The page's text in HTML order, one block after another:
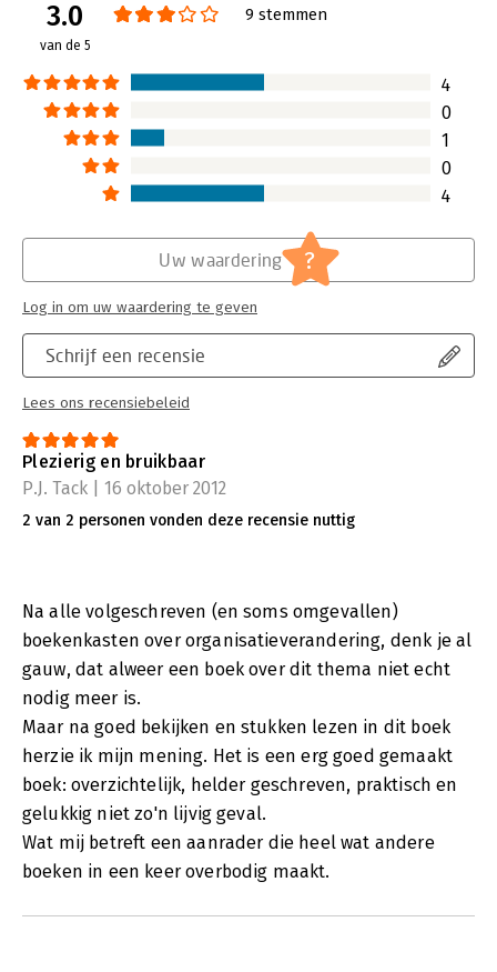
Verschijningsdatum:
6-8-2019
Hoofdrubriek:
3.0
van de 5
9 stemmen
4
0
1
0
4
Schrijf een recensie
Lees ons recensiebeleid
Uw waardering ?
Log in om uw waardering te geven
Plezierig en bruikbaar
P.J. Tack | 16 oktober 2012
2 van 2 personen vonden deze recensie nuttig
Na alle volgeschreven (en soms omgevallen)
boekenkasten over organisatieverandering, denk je al
gauw, dat alweer een boek over dit thema niet echt
nodig meer is.
Maar na goed bekijken en stukken lezen in dit boek
herzie ik mijn mening. Het is een erg goed gemaakt
boek: overzichtelijk, helder geschreven, praktisch en
gelukkig niet zo'n lijvig geval.
Wat mij betreft een aanrader die heel wat andere
boeken in een keer overbodig maakt.